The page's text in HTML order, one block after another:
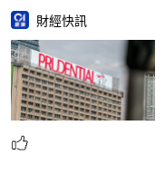
財經快訊